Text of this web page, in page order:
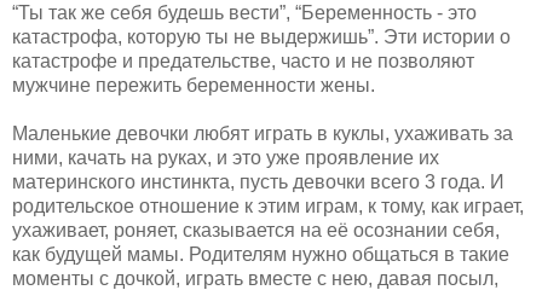
“Ты так же себя будешь вести”, “Беременность - это
катастрофа, которую ты не выдержишь”. Эти истории о
катастрофе и предательстве, часто и не позволяют
мужчине пережить беременности жены.
Маленькие девочки любят играть в куклы, ухаживать за
ними, качать на руках, и это уже проявление их
материнского инстинкта, пусть девочки всего 3 года. И
родительское отношение к этим играм, к тому, как играет,
ухаживает, роняет, сказывается на её осознании себя,
как будущей мамы. Родителям нужно общаться в такие
моменты с дочкой, играть вместе с нею, давая посыл,